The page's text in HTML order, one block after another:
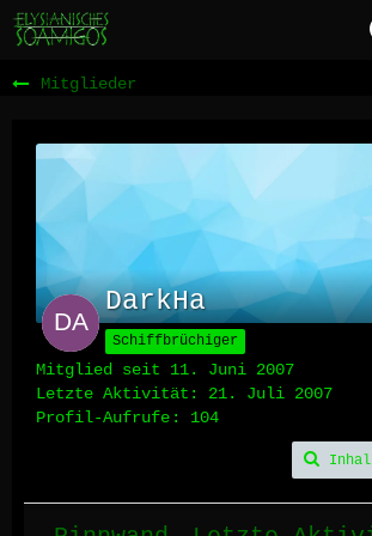
Mitglieder
DarkHa
Schiffbrüchiger
Mitglied seit 11. Juni 2007
Letzte Aktivität: 21. Juli 2007
Profil-Aufrufe
104